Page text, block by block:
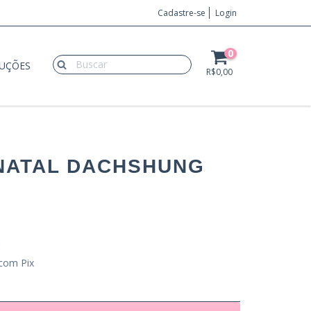
Cadastre-se Login
0
R$0,00
DACHSHUNG
Pix